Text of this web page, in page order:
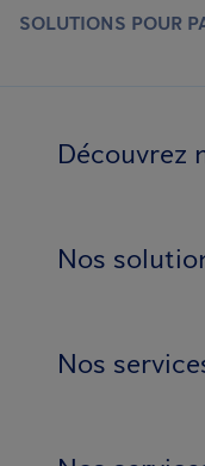
SOLUTIONS POUR
Découvrez
Nos
Nos